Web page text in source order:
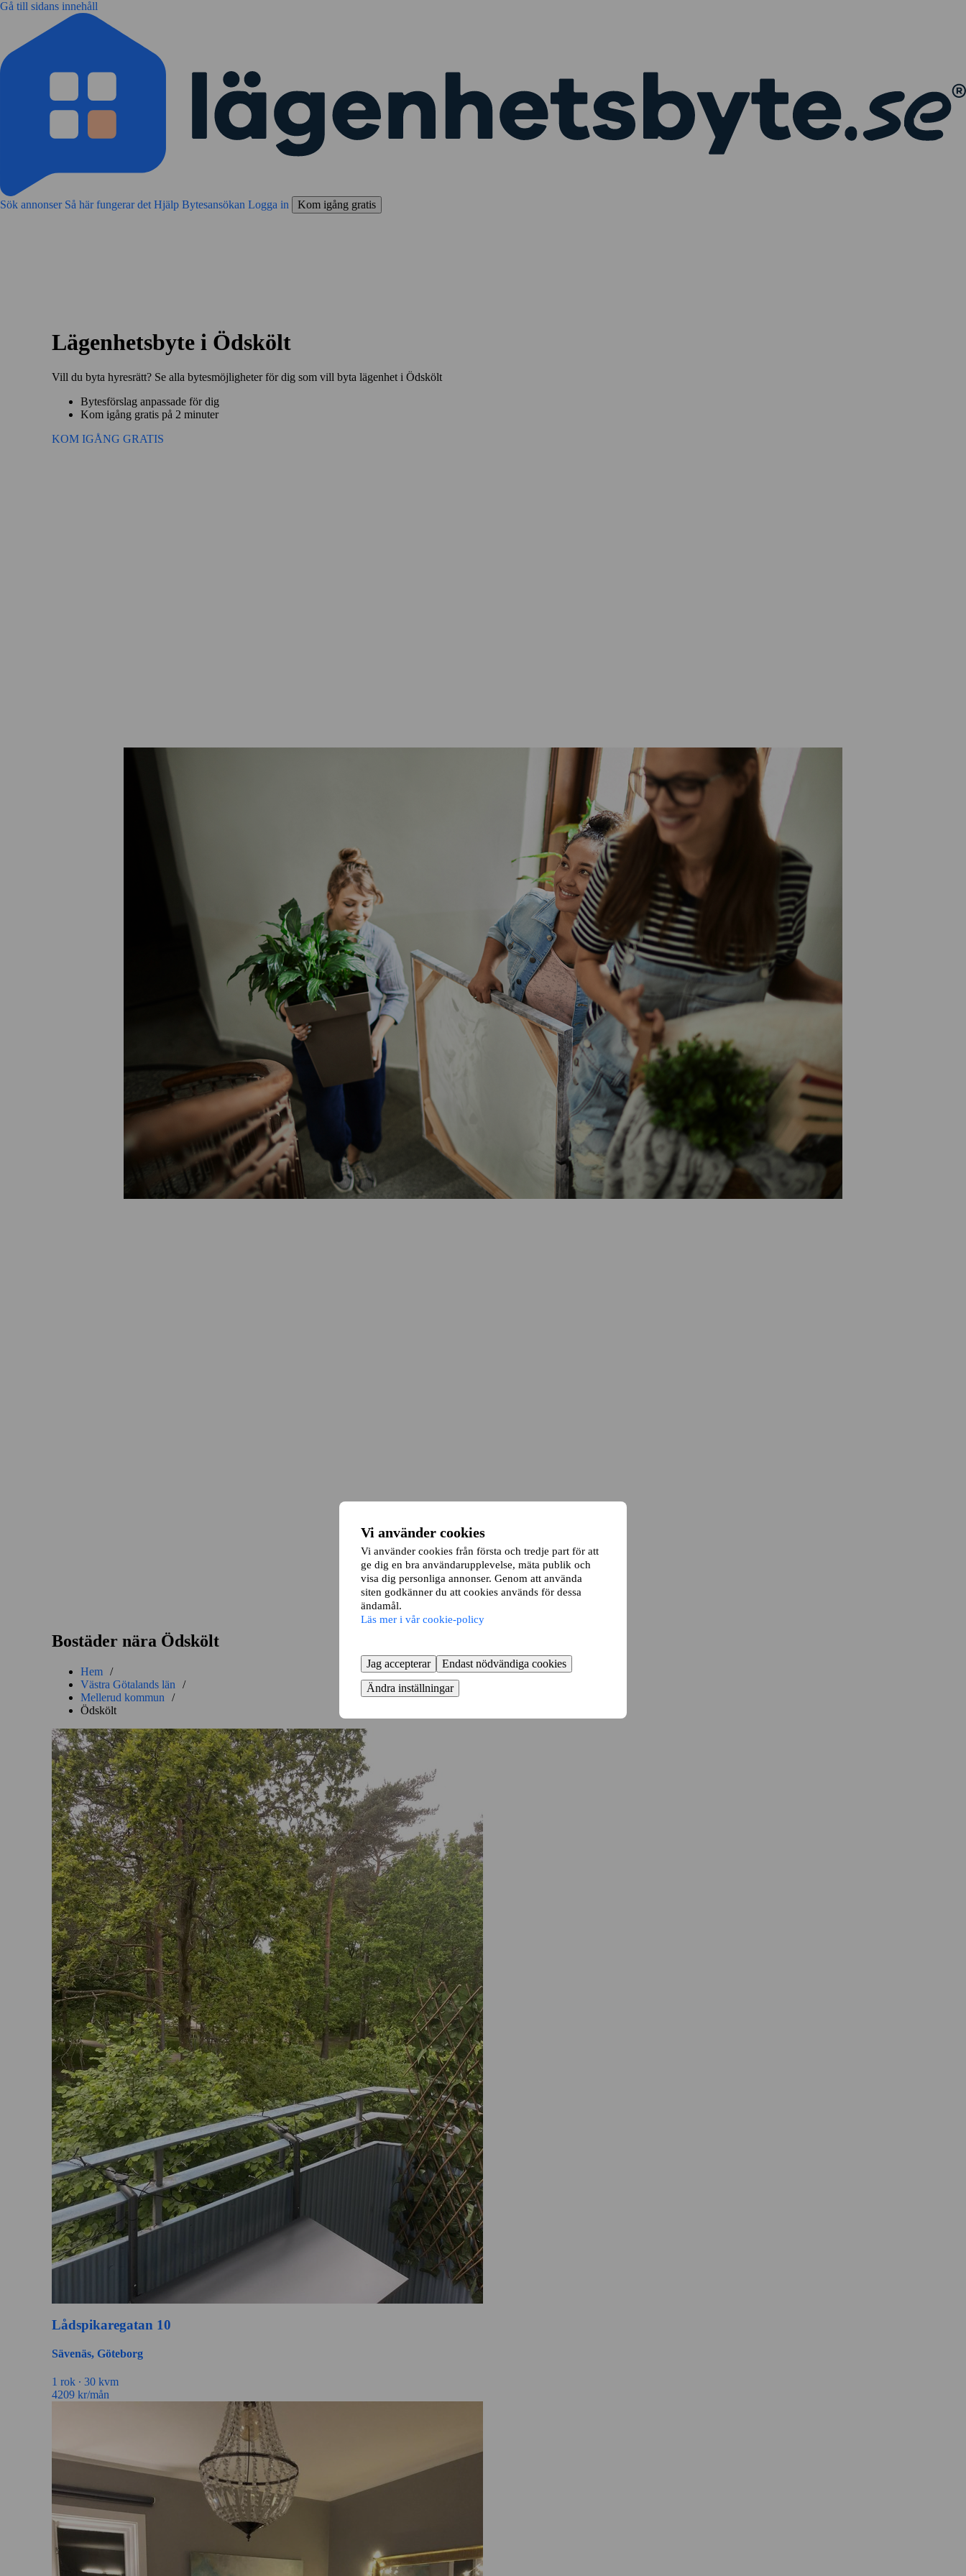
Gå till sidans innehåll
Vi använder cookies
Vi använder cookies från första och tredje part för att
ge dig en bra användarupplevelse, mäta publik och
visa dig personliga annonser. Genom att använda
siten godkänner du att cookies används för dessa
ändamål.
Läs mer i vår cookie-policy
Jag accepterar
Endast nödvändiga cookies
Ändra inställningar
Sök annonser Så här fungerar det Hjälp Bytesansökan Logga in Kom igång gratis
Lägenhetsbyte i Ödskölt
Vill du byta hyresrätt? Se alla bytesmöjligheter för dig som vill byta lägenhet i Ödskölt
Bytesförslag anpassade för dig
Kom igång gratis på 2 minuter
KOM IGÅNG GRATIS
Bostäder nära Ödskölt
Hem /
Västra Götalands län
/
Mellerud kommun
/
Ödskölt
Lådspikaregatan 10
Sävenäs, Göteborg
1 rok ∙ 30 kvm
4209 kr/mån